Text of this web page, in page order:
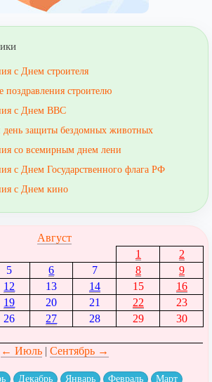
с Днем строителя
поздравления строителю
с Днем ВВС
защиты бездомных животных
со всемирным днем лени
с Днем Государственного флага РФ
с Днем кино
Август
1
2
5 6 7 8
9
12 13 14 15
16
19 20 21 22
23
26 27 28 29
30
← Июль| Сентябрь →
Декабрь Январь Февраль Март